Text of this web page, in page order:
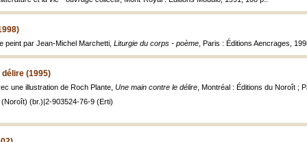
peint par Jean-Michel Marchetti, Liturgie du corps - poème , Paris : Éditions Aencrages,
(1995)
une illustration de Roch Plante, Une main contre le délire , Montréal : Éditions du Noroît ;
(br.)|2-903524-76-9 (Erti)